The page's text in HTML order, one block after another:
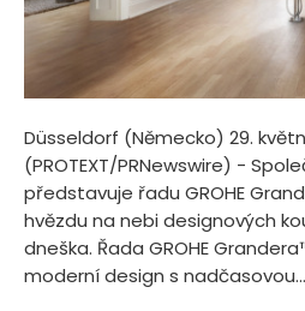
Düsseldorf (Německo) 29.
(PROTEXT/PRNewswire) -
představuje řadu GROHE
hvězdu na nebi designových
dneška. Řada GROHE
moderní design s nadčasovou...